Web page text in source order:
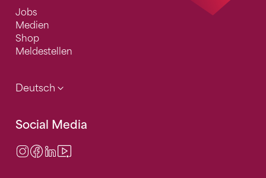
Jobs
Medien
Shop
Meldestellen
Deutsch
Social Media
Instagram
Facebook
LinkedIn